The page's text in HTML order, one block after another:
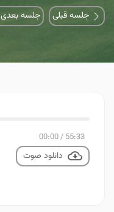
جلسه قبلی جلسه بعدی
55:33
/
00:00
دانلود صوت